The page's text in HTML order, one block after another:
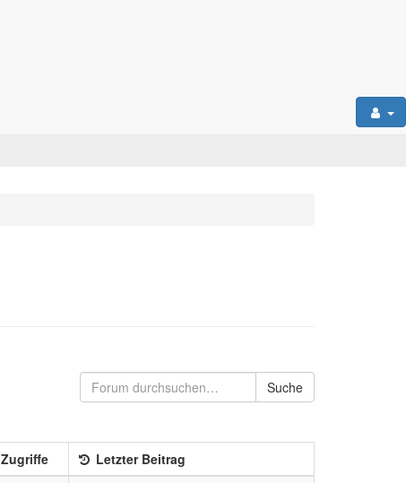
Suche
Zugriffe
Letzter Beitrag